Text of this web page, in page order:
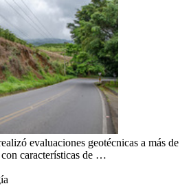
evaluaciones geotécnicas a más de
características de …